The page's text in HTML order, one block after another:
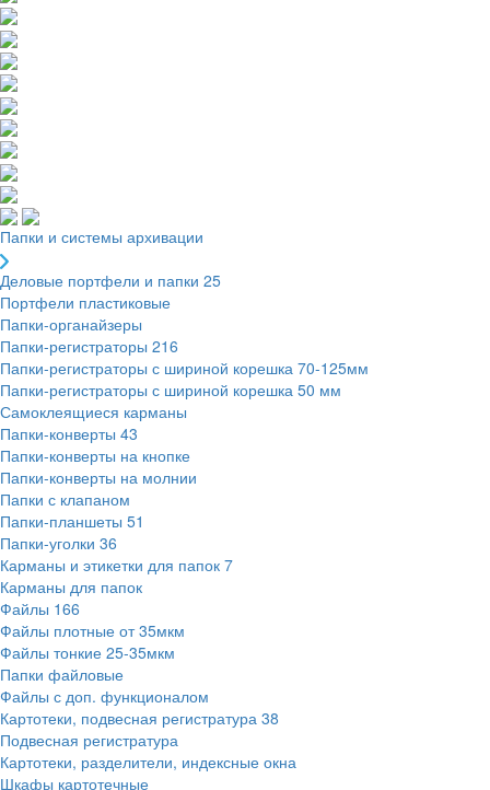
Папки и системы архивации
Деловые портфели и папки 25
Портфели пластиковые
Папки-органайзеры
Папки-регистраторы 216
Папки-регистраторы с шириной корешка 70-125мм
Папки-регистраторы с шириной корешка 50 мм
Самоклеящиеся карманы
Папки-конверты 43
Папки-конверты на кнопке
Папки-конверты на молнии
Папки с клапаном
Папки-планшеты 51
Папки-уголки 36
Карманы и этикетки для папок 7
Карманы для папок
Файлы 166
Файлы плотные от 35мкм
Файлы тонкие 25-35мкм
Папки файловые
Файлы с доп. функционалом
Картотеки, подвесная регистратура 38
Подвесная регистратура
Картотеки, разделители, индексные окна
Шкафы картотечные